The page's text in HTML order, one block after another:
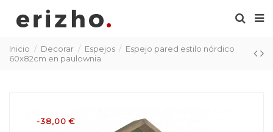
Inicio Decorar Espejos
Espejo pared estilo nórdico
60x82cm en paulownia
-38,00 €